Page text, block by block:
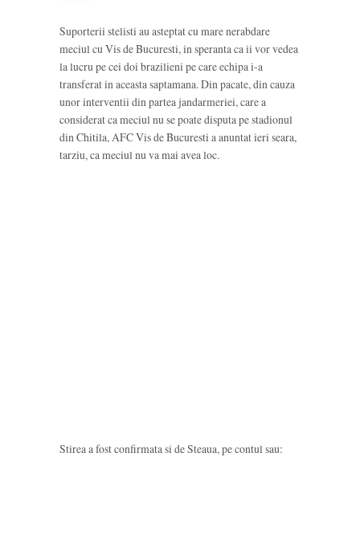
Suporterii stelisti au asteptat cu mare nerabdare
meciul cu Vis de Bucuresti, in speranta ca ii vor vedea
la lucru pe cei doi brazilieni pe care echipa i-a
transferat in aceasta saptamana. Din pacate, din cauza
unor interventii din partea jandarmeriei, care a
considerat ca meciul nu se poate disputa pe stadionul
din Chitila, AFC Vis de Bucuresti a anuntat ieri seara,
tarziu, ca meciul nu va mai avea loc.
Stirea a fost confirmata si de Steaua, pe contul sau: